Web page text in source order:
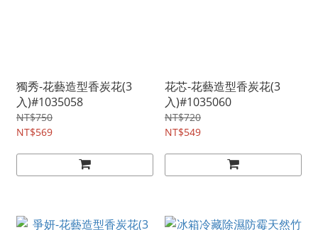
獨秀-花藝造型香炭花(3
入)#1035058
NT$750
NT$569
花芯-花藝造型香炭花(3
入)#1035060
NT$720
NT$549